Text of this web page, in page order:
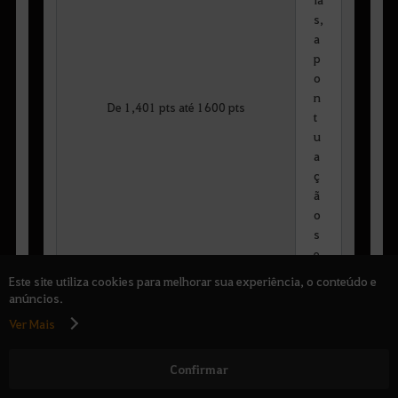
De 1,401 pts até 1600 pts
s,
a
p
o
n
t
u
a
ç
ã
o
s
e
Este site utiliza cookies para melhorar sua experiência, o conteúdo e
anúncios.
Ver Mais
Confirmar